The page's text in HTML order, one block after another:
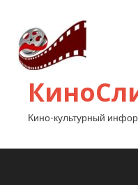
Кино-культурный